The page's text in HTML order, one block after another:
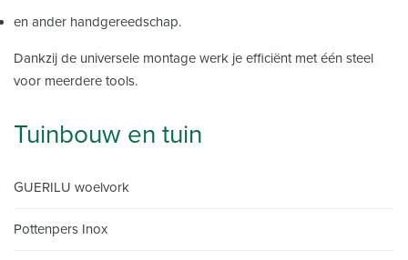
en ander handgereedschap.
Dankzij de universele montage werk je efficiënt met één steel
voor meerdere tools.
Tuinbouw en tuin
GUERILU woelvork
Pottenpers Inox